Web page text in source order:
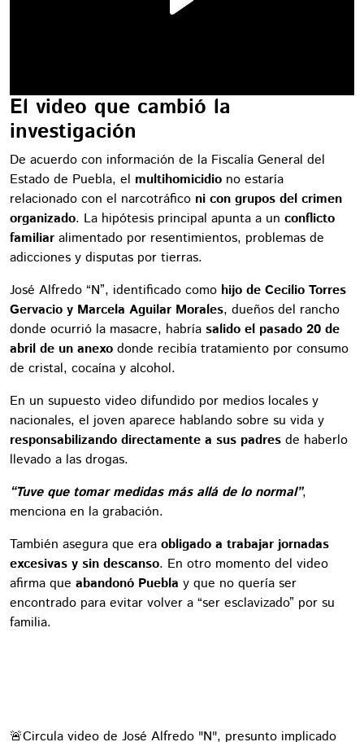
El video que cambió la
investigación
De acuerdo con información de la Fiscalía General del
Estado de Puebla, el multihomicidio no estaría
relacionado con el narcotráfico ni con grupos del crimen
organizado. La hipótesis principal apunta a un conflicto
familiar alimentado por resentimientos, problemas de
adicciones y disputas por tierras.
José Alfredo “N”, identificado como hijo de Cecilio Torres
Gervacio y Marcela Aguilar Morales, dueños del rancho
donde ocurrió la masacre, habría salido el pasado 20 de
abril de un anexo donde recibía tratamiento por consumo
de cristal, cocaína y alcohol.
En un supuesto video difundido por medios locales y
nacionales, el joven aparece hablando sobre su vida y
responsabilizando directamente a sus padres de haberlo
llevado a las drogas.
“Tuve que tomar medidas más allá de lo normal”,
menciona en la grabación.
También asegura que era obligado a trabajar jornadas
excesivas y sin descanso. En otro momento del video
afirma que abandonó Puebla y que no quería ser
encontrado para evitar volver a “ser esclavizado” por su
familia.
🚨Circula video de José Alfredo "N", presunto implicado